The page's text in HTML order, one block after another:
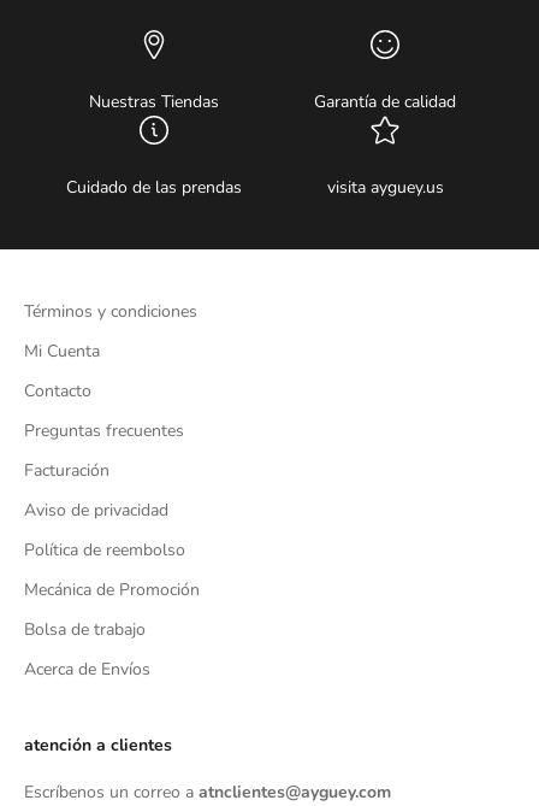
Nuestras Tiendas Garantía de calidad
Cuidado de las prendas visita ayguey.us
Términos y condiciones
Mi Cuenta
Contacto
Preguntas frecuentes
Facturación
Aviso de privacidad
Política de reembolso
Mecánica de Promoción
Bolsa de trabajo
Acerca de Envíos
atención a clientes
Escríbenos un correo a atnclientes@ayguey.com